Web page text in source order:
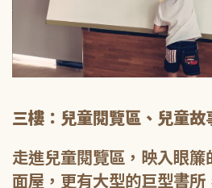
三樓：兒童閱覽區、兒童
走進兒童閱覽區，映入眼
面屋，更有大型的巨型書